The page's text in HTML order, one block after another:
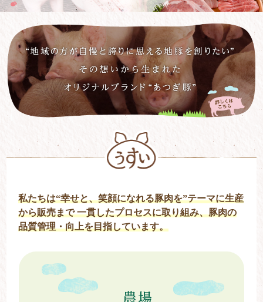
私たちは“幸せと、笑顔になれる豚肉を”テーマに生産
から販売まで一貫したプロセスに取り組み、豚肉の
品質管理・向上を目指しています。